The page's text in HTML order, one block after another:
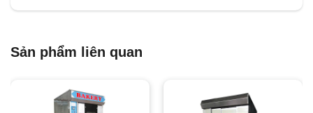
Sản phẩm liên quan